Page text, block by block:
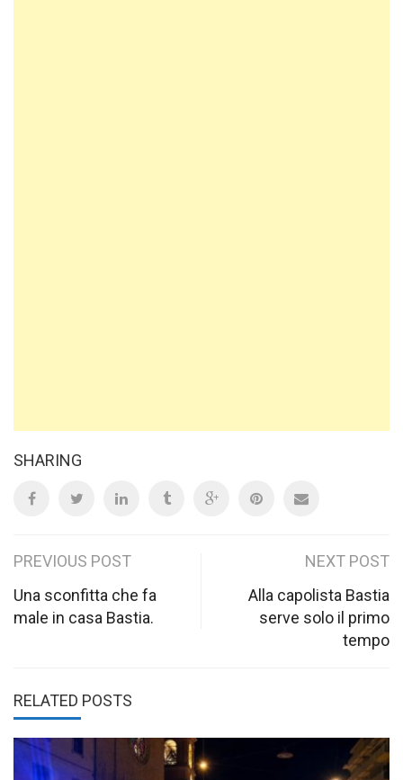
SHARING
Post
navigation
PREVIOUS POST
Una sconfitta che fa
male in casa Bastia.
NEXT POST
Alla capolista Bastia
serve solo il primo
tempo
RELATED POSTS